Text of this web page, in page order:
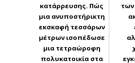
κατάρρευσης. Πώς
μια ανυποστήρικτη
εκσκαφή τεσσάρων
μέτρων ισοπέδωσε
μια τετραώροφη
πολυκατοικία στα